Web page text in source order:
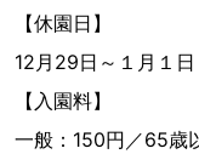
【休園日】
12月29日～１月１日
【入園料】
一般：150円／65歳